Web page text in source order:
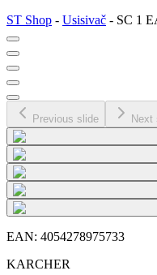
ST Shop - Usisivač - SC 1
Previous slide Next
EAN: 4054278975733
KARCHER